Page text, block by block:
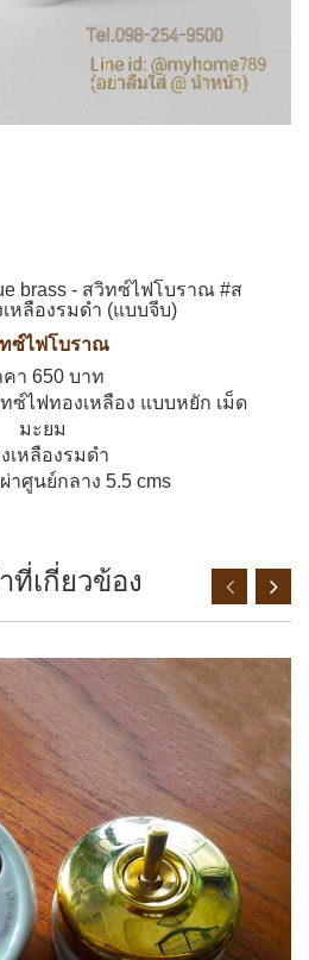
brass - สวิทซ์ไฟโบราณ #ส
หลืองรมดำ (แบบจีบ)
ซ์ไฟโบราณ
คา 650 บาท
ไฟทองเหลือง แบบหยัก เม็ด
มะยม
เหลืองรมดำ
าศูนย์กลาง 5.5 cms
ที่เกี่ยวข้อง